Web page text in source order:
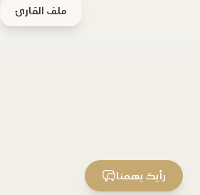
ملف القارئ
رأيك يهمنا